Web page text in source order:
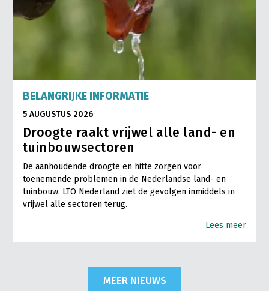
BELANGRIJKE INFORMATIE
5 AUGUSTUS 2026
Droogte raakt vrijwel alle land- en
tuinbouwsectoren
De aanhoudende droogte en hitte zorgen voor
toenemende problemen in de Nederlandse land- en
tuinbouw. LTO Nederland ziet de gevolgen inmiddels in
vrijwel alle sectoren terug.
Lees meer
MEER NIEUWS